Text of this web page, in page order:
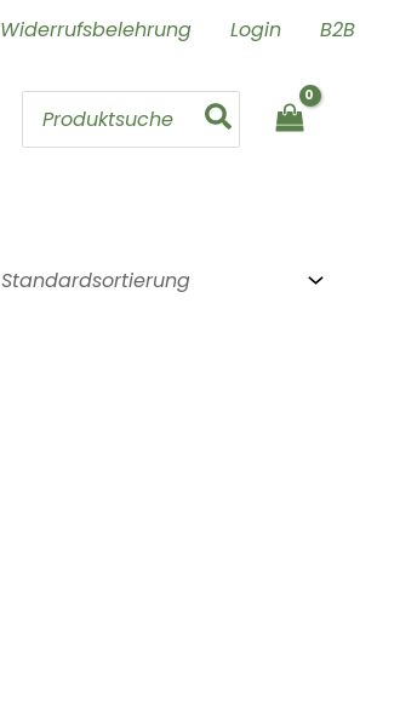
Widerrufsbelehrung Login B2B
Search